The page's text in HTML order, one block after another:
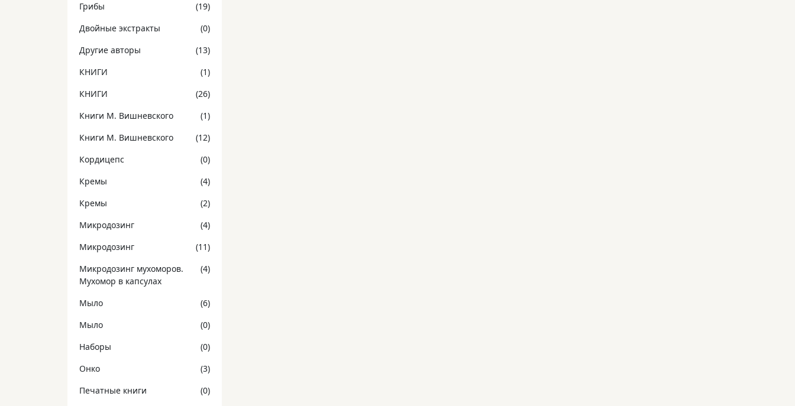
Грибы
(19)
Двойные экстракты
(0)
Другие авторы
(13)
КНИГИ
(1)
КНИГИ
(26)
Книги М. Вишневского
(1)
Книги М. Вишневского
(12)
Кордицепс
(0)
Кремы
(4)
Кремы
(2)
Микродозинг
(4)
Микродозинг
(11)
Микродозинг мухоморов.
Мухомор в капсулах
(4)
Мыло
(6)
Мыло
(0)
Наборы
(0)
Онко
(3)
Печатные книги
(0)